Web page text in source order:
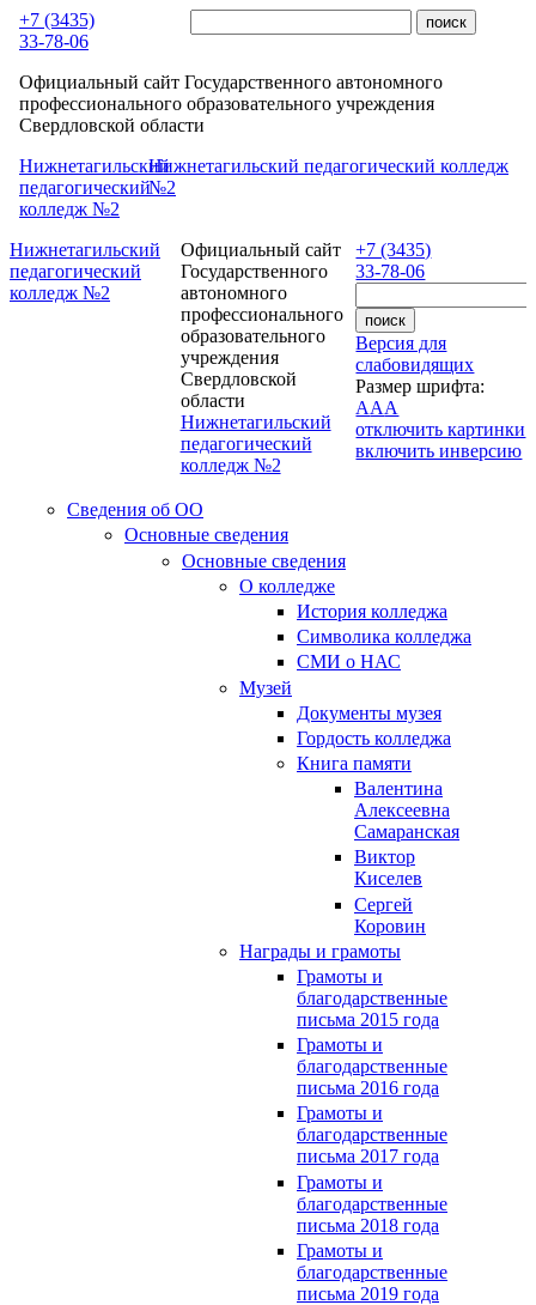
Перейти к основному содержанию
+7 (3435)
33-78-06
Официальный сайт Государственного автономного
профессионального образовательного учреждения
Свердловской области
Нижнетагильский
педагогический
колледж №2
Нижнетагильский педагогический колледж
№2
Нижнетагильский
педагогический
колледж №2
+7 (3435)
33-78-06
Версия для
слабовидящих
Размер шрифта:
AAA
отключить картинки
включить инверсию
Официальный сайт
Государственного
автономного
профессионального
образовательного
учреждения
Свердловской
области
Нижнетагильский
педагогический
колледж №2
Сведения об ОО
Основные сведения
Основные сведения
О колледже
История колледжа
Символика колледжа
СМИ о НАС
Музей
Документы музея
Гордость колледжа
Книга памяти
Валентина
Алексеевна
Самаранская
Виктор
Киселев
Сергей
Коровин
Награды и грамоты
Грамоты и
благодарственные
письма 2015 года
Грамоты и
благодарственные
письма 2016 года
Грамоты и
благодарственные
письма 2017 года
Грамоты и
благодарственные
письма 2018 года
Грамоты и
благодарственные
письма 2019 года